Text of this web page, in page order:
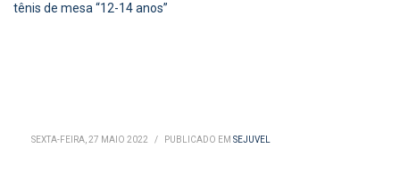
tênis de mesa “12-14 anos”
SEXTA-FEIRA, 27 MAIO 2022 / PUBLICADO EM SEJUVEL